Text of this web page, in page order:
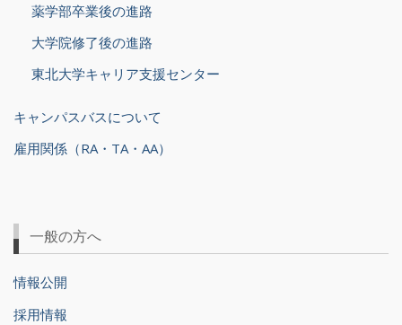
薬学部卒業後の進路
大学院修了後の進路
東北大学キャリア支援センター
キャンパスバスについて
雇用関係（RA・TA・AA）
一般の方へ
情報公開
採用情報